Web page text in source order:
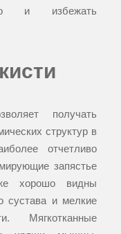
и избежать
получать
структур в
отчетливо
запястье
хорошо видны
сустава и мелкие
Мягкотканные